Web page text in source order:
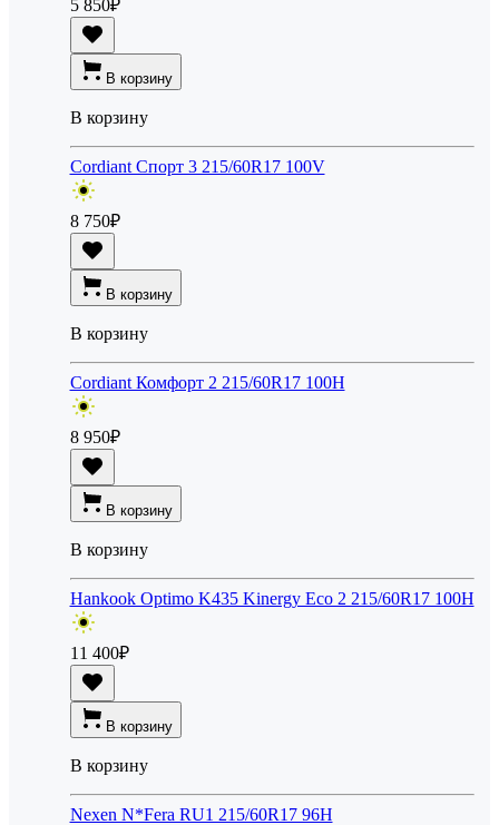
5 850₽
В корзину
В корзину
Cordiant Спорт 3 215/60R17 100V
8 750₽
В корзину
В корзину
Cordiant Комфорт 2 215/60R17 100H
8 950₽
В корзину
В корзину
Hankook Optimo K435 Kinergy Eco 2 215/60R17 100H
11 400₽
В корзину
В корзину
Nexen N*Fera RU1 215/60R17 96H